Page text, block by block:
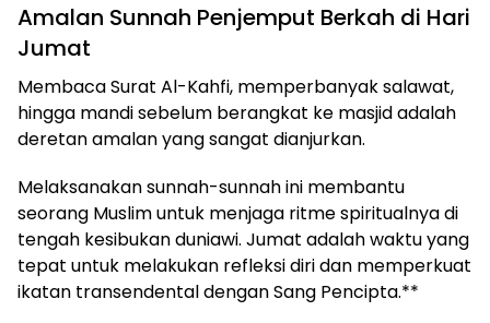
Amalan Sunnah Penjemput Berkah di Hari
Jumat
Membaca Surat Al-Kahfi, memperbanyak salawat,
hingga mandi sebelum berangkat ke masjid adalah
deretan amalan yang sangat dianjurkan.
Melaksanakan sunnah-sunnah ini membantu
seorang Muslim untuk menjaga ritme spiritualnya di
tengah kesibukan duniawi. Jumat adalah waktu yang
tepat untuk melakukan refleksi diri dan memperkuat
ikatan transendental dengan Sang Pencipta.**